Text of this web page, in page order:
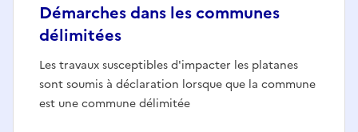
Démarches dans les communes
délimitées
Les travaux susceptibles d'impacter les platanes
sont soumis à déclaration lorsque que la commune
est une commune délimitée